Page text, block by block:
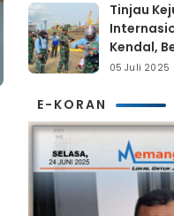
Tinjau
Kendal,
05 Juli 2025
E-KORAN